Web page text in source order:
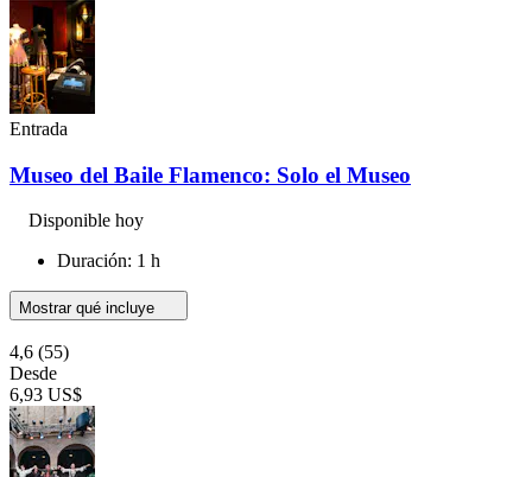
Entrada
Museo del Baile Flamenco: Solo el Museo
Disponible hoy
Duración: 1 h
Mostrar qué incluye
4,6 (55)
Desde
6,93 US$